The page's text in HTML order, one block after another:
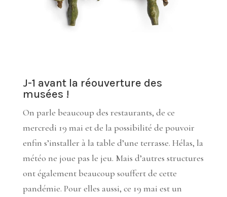
J-1 avant la réouverture des
musées !
On parle beaucoup des restaurants, de ce
mercredi 19 mai et de la possibilité de pouvoir
enfin s’installer à la table d’une terrasse. Hélas, la
météo ne joue pas le jeu. Mais d’autres structures
ont également beaucoup souffert de cette
pandémie. Pour elles aussi, ce 19 mai est un